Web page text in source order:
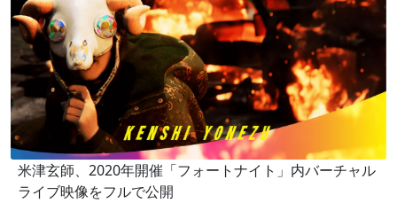
米津玄師、2020年開催「フォートナイト」内バーチャル
ライブ映像をフルで公開